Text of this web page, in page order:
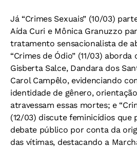
Já “Crimes Sexuais” (10/03)
Aída Curi e Mônica Granuzzo
tratamento sensacionalista de
“Crimes de Ódio” (11/03) aborda
Gisberta Salce, Dandara dos
Carol Campêlo, evidenciando
identidade de gênero,
atravessam essas mortes; e
(12/03) discute feminicídios que
debate público por conta da
das vítimas, destacando a